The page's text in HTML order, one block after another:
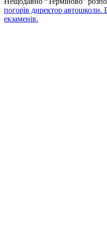
погорів директор автошколи.
екзаменів.